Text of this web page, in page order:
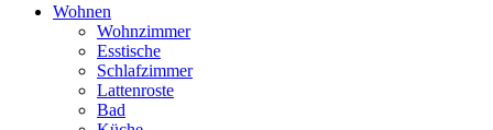
Wohnen
Wohnzimmer
Esstische
Schlafzimmer
Lattenroste
Bad